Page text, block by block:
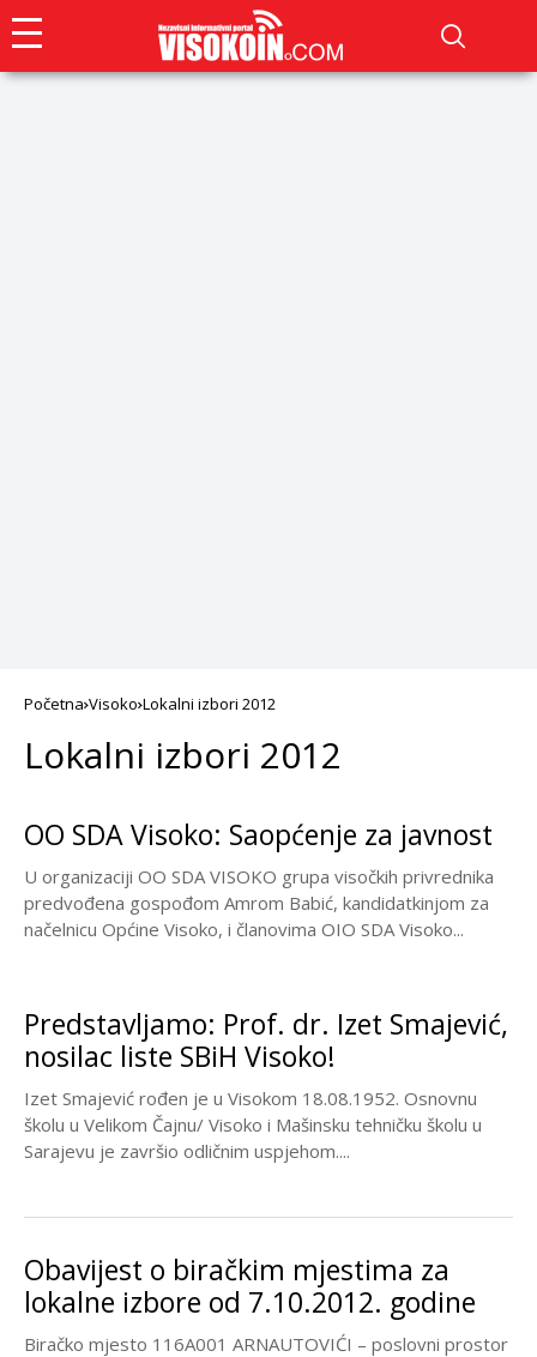
Početna Visoko Lokalni izbori 2012
Lokalni izbori 2012
OO SDA Visoko: Saopćenje za javnost
U organizaciji OO SDA VISOKO grupa visočkih privrednika
predvođena gospođom Amrom Babić, kandidatkinjom za
načelnicu Općine Visoko, i članovima OIO SDA Visoko...
Predstavljamo: Prof. dr. Izet Smajević,
nosilac liste SBiH Visoko!
Izet Smajević rođen je u Visokom 18.08.1952. Osnovnu
školu u Velikom Čajnu/ Visoko i Mašinsku tehničku školu u
Sarajevu je završio odličnim uspjehom....
Obavijest o biračkim mjestima za
lokalne izbore od 7.10.2012. godine
Biračko mjesto 116A001 ARNAUTOVIĆI – poslovni prostor